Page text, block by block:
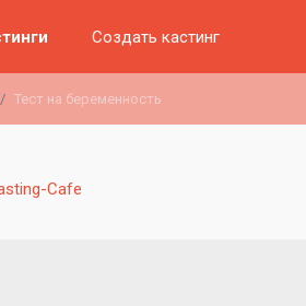
Создать кастинг
Тест на беременность
Cafe